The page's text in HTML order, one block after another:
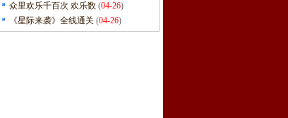
众里欢乐千百次 欢乐数 (04-26)
《星际来袭》全线通关 (04-26)